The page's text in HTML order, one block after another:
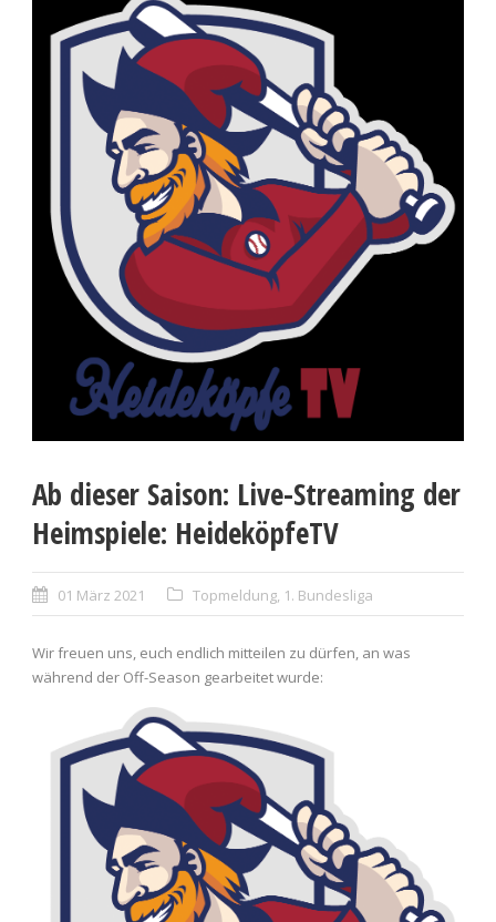
Ab dieser Saison: Live-Streaming der
Heimspiele: HeideköpfeTV
01 März 2021 Topmeldung, 1. Bundesliga
Wir freuen uns, euch endlich mitteilen zu dürfen, an was
während der Off-Season gearbeitet wurde: